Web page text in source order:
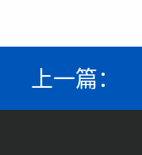
上一篇：